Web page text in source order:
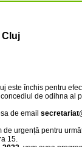
Cluj
este închis pentru
de odihna al
de email
urgență pentru
15.